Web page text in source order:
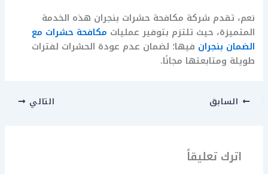
نعم، تقدم شركة مكافحة حشرات بنجران هذه الخدمة
المتميزة، حيث تلتزم بتوفير عمليات مكافحة حشرات مع
الضمان بنجران فيها؛ لضمان عدم عودة الحشرات لفترات
طويلة ومتابعتها مجانًا.
السابق التالي
اترك تعليقاً